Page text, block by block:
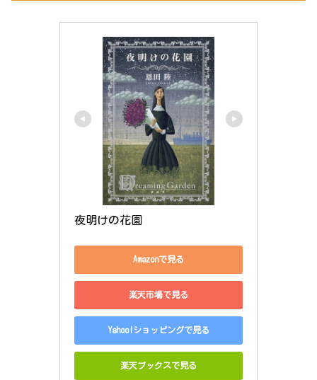
夜明けの花園
Amazonで見る
楽天市場で見る
Yahoo!ショッピングで見る
楽天ブックスで見る